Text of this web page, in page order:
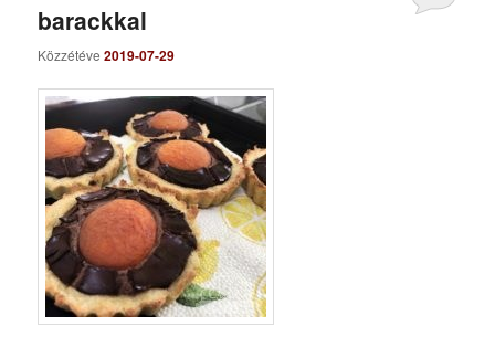
barackkal
Közzétéve2019-07-29